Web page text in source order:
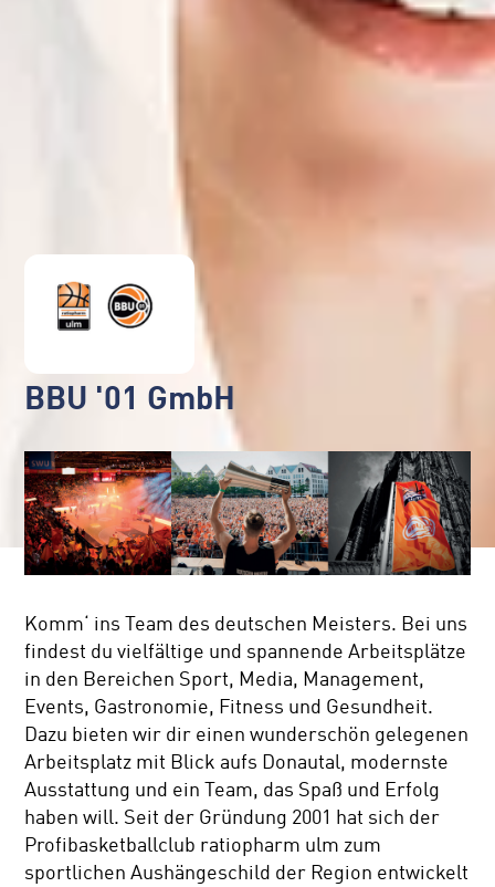
BBU '01 GmbH
Komm‘ ins Team des deutschen Meisters. Bei uns
findest du vielfältige und spannende Arbeitsplätze
in den Bereichen Sport, Media, Management,
Events, Gastronomie, Fitness und Gesundheit.
Dazu bieten wir dir einen wunderschön gelegenen
Arbeitsplatz mit Blick aufs Donautal, modernste
Ausstattung und ein Team, das Spaß und Erfolg
haben will. Seit der Gründung 2001 hat sich der
Profibasketballclub ratiopharm ulm zum
sportlichen Aushängeschild der Region entwickelt